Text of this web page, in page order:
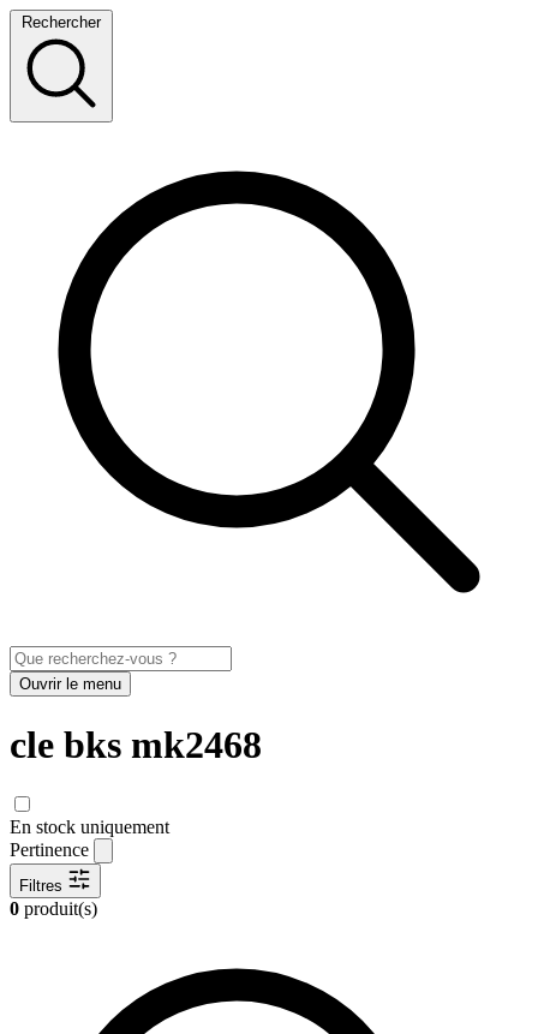
Rechercher
Ouvrir le menu
cle bks mk2468
En stock uniquement
Pertinence
Filtres
0 produit(s)